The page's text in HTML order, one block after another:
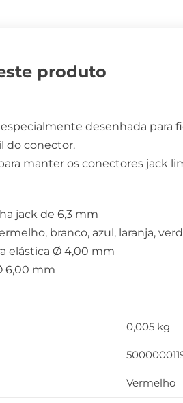
produto
desenhada para
do conector.
manter os conectores
jack de 6,3 mm
branco, azul, laranja,
elástica Ø 4,00 mm
6,00 mm
0,005 kg
Vermelho